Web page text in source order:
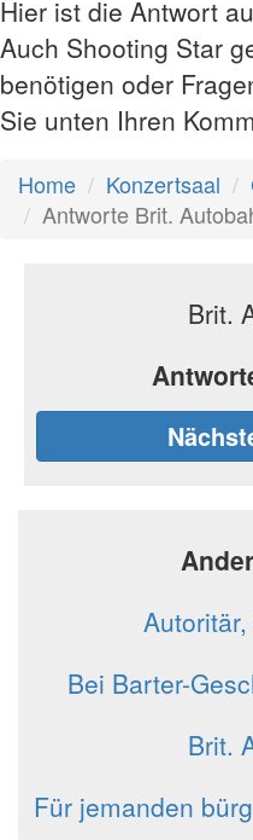
Hier ist die Antwort
Auch Shooting Star
benötigen oder
Sie unten Ihren
Home Konzertsaal
Antworte Brit.
Brit.
Bei Barter-
Brit.
Für jemanden